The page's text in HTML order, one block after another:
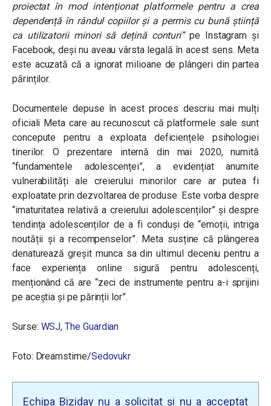
proiectat în mod intenționat platformele pentru a crea
dependență în rândul copiilor și a permis cu bună știință
ca utilizatorii minori să dețină conturi”pe Instagram și
Facebook, deși nu aveau vârsta legală în acest sens. Meta
este acuzată că a ignorat milioane de plângeri din partea
părinților.
Documentele depuse în acest proces descriu mai mulți
oficiali Meta care au recunoscut că platformele sale sunt
concepute pentru a exploata deficiențele psihologiei
tinerilor. O prezentare internă din mai 2020, numită
“fundamentele adolescenței”, a evidențiat anumite
vulnerabilități ale creierului minorilor care ar putea fi
exploatate prin dezvoltarea de produse. Este vorba despre
“imaturitatea relativă a creierului adolescenților” și despre
tendința adolescenților de a fi conduși de “emoții, intriga
noutății și a recompenselor”. Meta susține că plângerea
denaturează greșit munca sa din ultimul deceniu pentru a
face experiența online sigură pentru adolescenți,
menționând că are “zeci de instrumente pentru a-i sprijini
pe aceștia și pe părinții lor”.
Surse: WSJ,The Guardian
Foto: Dreamstime/Sedovukr
Echipa Biziday nu a solicitat și nu a acceptat